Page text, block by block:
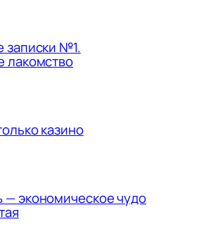
записки №1.
лакомство
казино
экономическое чудо